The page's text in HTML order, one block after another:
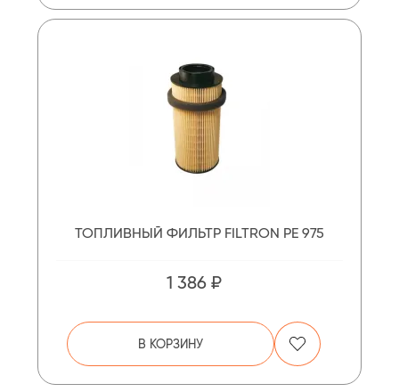
ТОПЛИВНЫЙ ФИЛЬТР FILTRON PE 975
1 386 ₽
В КОРЗИНУ